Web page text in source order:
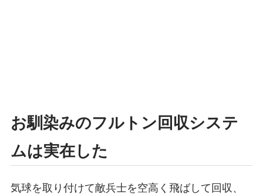
お馴染みのフルトン回収システ
ムは実在した
気球を取り付けて敵兵士を空高く飛ばして回収、